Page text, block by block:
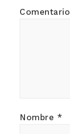
Comentario
Nombre *